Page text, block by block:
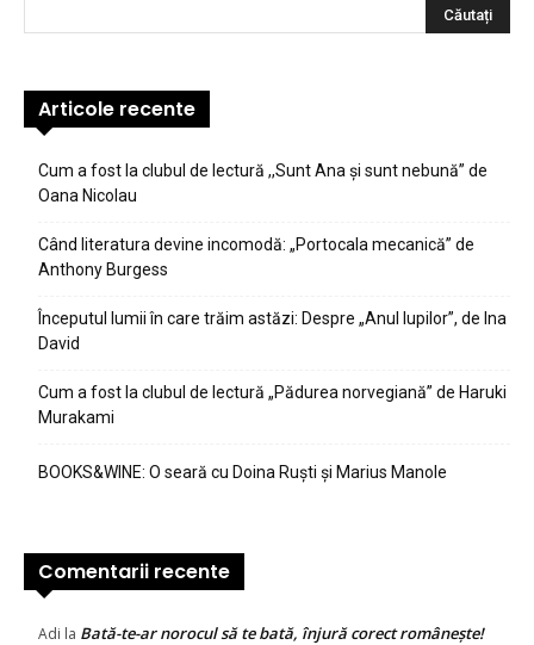
Articole recente
Cum a fost la clubul de lectură ,,Sunt Ana şi sunt nebună” de
Oana Nicolau
Când literatura devine incomodă: „Portocala mecanică” de
Anthony Burgess
Începutul lumii în care trăim astăzi: Despre „Anul lupilor”, de Ina
David
Cum a fost la clubul de lectură „Pădurea norvegiană” de Haruki
Murakami
BOOKS&WINE: O seară cu Doina Ruști și Marius Manole
Comentarii recente
Adi la Bată-te-ar norocul să te bată, înjură corect românește!